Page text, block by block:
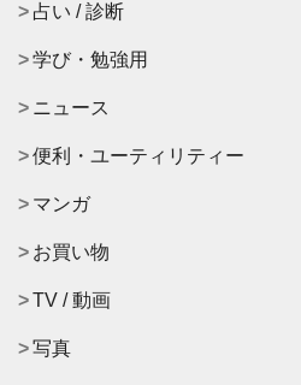
占い / 診断
学び・勉強用
ニュース
便利・ユーティリティー
マンガ
お買い物
TV / 動画
写真